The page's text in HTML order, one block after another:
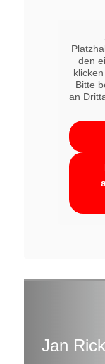
den
Bitte
an
Jan